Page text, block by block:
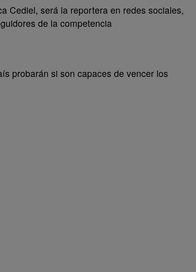
Cediel, será la reportera en redes sociales,
de la competencia
probarán si son capaces de vencer los